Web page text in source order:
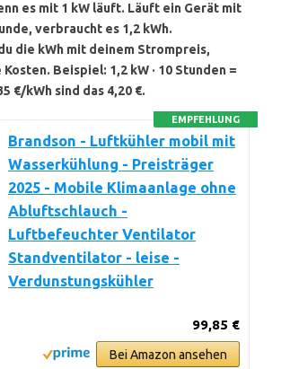
es mit 1 kW läuft. Läuft ein Gerät mit
verbraucht es 1,2 kWh.
die kWh mit deinem Strompreis,
Beispiel: 1,2 kW · 10 Stunden =
€/kWh sind das 4,20 €.
EMPFEHLUNG
Brandson - Luftkühler mobil mit
Wasserkühlung - Preisträger
2025 - Mobile Klimaanlage ohne
Abluftschlauch -
Luftbefeuchter Ventilator
Standventilator - leise -
Verdunstungskühler
99,85 €
Bei Amazon ansehen